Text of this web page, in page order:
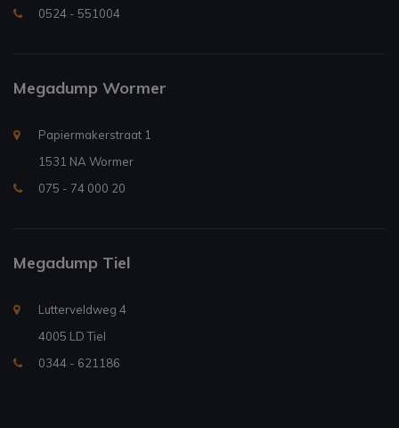
0524 - 551004
Megadump Wormer
Papiermakerstraat 1
1531 NA Wormer
075 - 74 000 20
Megadump Tiel
Lutterveldweg 4
4005 LD Tiel
0344 - 621186